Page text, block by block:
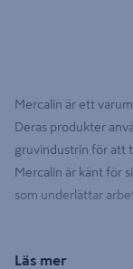
Mercalin är ett
Deras produkter
gruvindustrin för att
Mercalin är känt för
som underlättar
Läs mer